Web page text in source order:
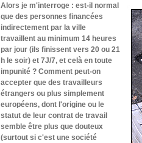
Alors je m'interroge : est-il normal
que des personnes financées
indirectement par la ville
travaillent au minimum 14 heures
par jour (ils finissent vers 20 ou 21
h le soir) et 7J/7, et celà en toute
impunité ? Comment peut-on
accepter que des travailleurs
étrangers ou plus simplement
européens, dont l'origine ou le
statut de leur contrat de travail
semble être plus que douteux
(surtout si c'est une société